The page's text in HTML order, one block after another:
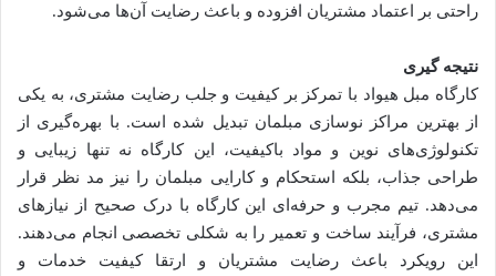
راحتی بر اعتماد مشتریان افزوده و باعث رضایت آن‌ها می‌شود.
نتیجه گیری
کارگاه مبل هیواد با تمرکز بر کیفیت و جلب رضایت مشتری، به یکی
از بهترین مراکز نوسازی مبلمان تبدیل شده است. با بهره‌گیری از
تکنولوژی‌های نوین و مواد باکیفیت، این کارگاه نه تنها زیبایی و
طراحی جذاب، بلکه استحکام و کارایی مبلمان را نیز مد نظر قرار
می‌دهد. تیم مجرب و حرفه‌ای این کارگاه با درک صحیح از نیازهای
مشتری، فرآیند ساخت و تعمیر را به شکلی تخصصی انجام می‌دهند.
این رویکرد باعث رضایت مشتریان و ارتقا کیفیت خدمات و